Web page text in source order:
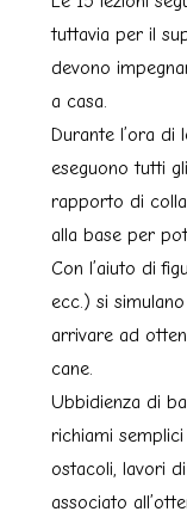
tuttavia per il
devono
a casa.
Durante l’ora di
eseguono tutti
rapporto di
alla base per
Con l’aiuto di
ecc.) si
arrivare ad
cane.
Ubbidienza di
richiami
ostacoli, lavori
associato